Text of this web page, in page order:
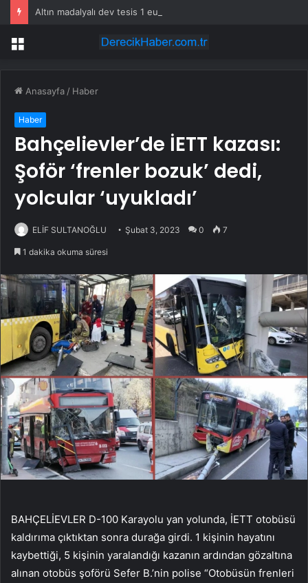
Menü
Anasayfa / Haber
Haber
Bahçelievler’de İETT kazası:
Şoför ‘frenler bozuk’ dedi,
yolcular ‘uyukladı’
ELİF SULTANOĞLU Şubat 3, 2023 0 7
1 dakika okuma süresi
BAHÇELİEVLER D-100 Karayolu yan yolunda, İETT otobüsü
kaldırıma çıktıktan sonra durağa girdi. 1 kişinin hayatını
kaybettiği, 5 kişinin yaralandığı kazanın ardından gözaltına
alınan otobüs şoförü Sefer B.’nin polise “Otobüsün frenleri